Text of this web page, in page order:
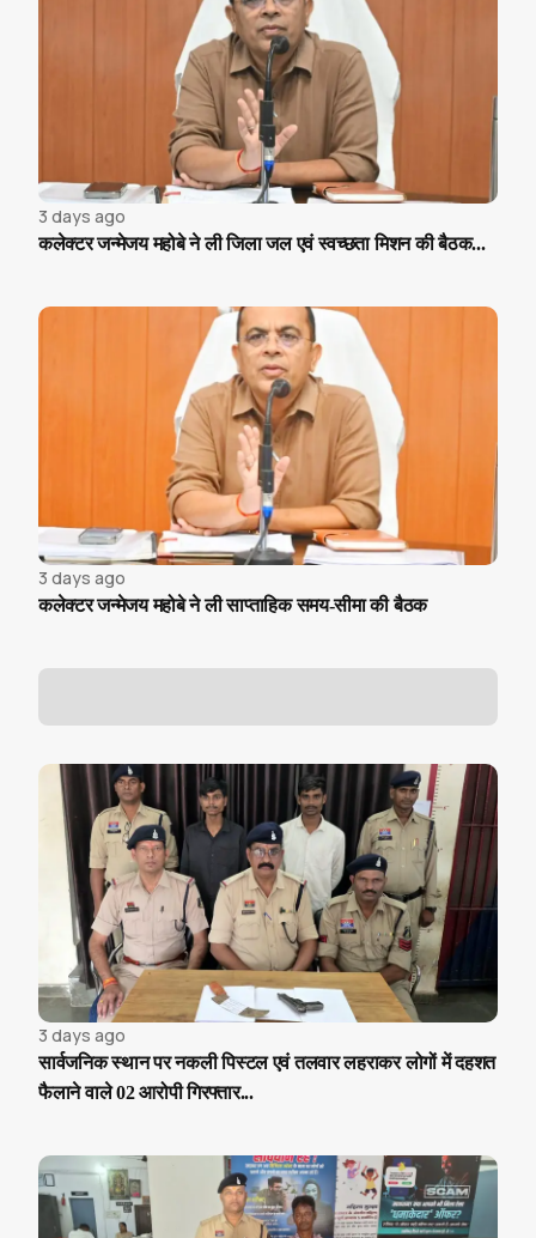
3 days ago
कलेक्टर जन्मेजय महोबे ने ली जिला जल एवं स्वच्छता मिशन की बैठक...
3 days ago
कलेक्टर जन्मेजय महोबे ने ली साप्ताहिक समय-सीमा की बैठक
3 days ago
सार्वजनिक स्थान पर नकली पिस्टल एवं तलवार लहराकर लोगों में दहशत
फैलाने वाले 02 आरोपी गिरफ्तार...